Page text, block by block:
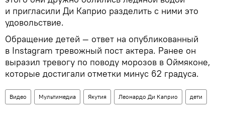
и пригласили Ди Каприо разделить с ними это
удовольствие.
Обращение детей — ответ на опубликованный
в Instagram тревожный пост актера. Ранее он
выразил тревогу по поводу морозов в Оймяконе,
которые достигали отметки минус 62 градуса.
Видео Мультимедиа Якутия Леонардо Ди Каприо дети